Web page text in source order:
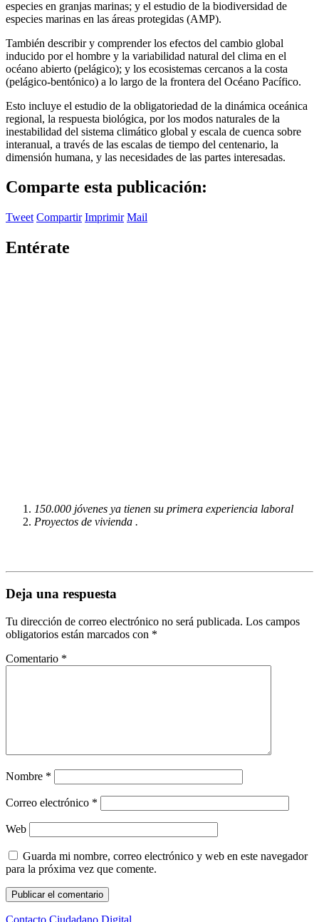
especies en granjas marinas; y el estudio de la biodiversidad de
especies marinas en las áreas protegidas (AMP).
También describir y comprender los efectos del cambio global
inducido por el hombre y la variabilidad natural del clima en el
océano abierto (pelágico); y los ecosistemas cercanos a la costa
(pelágico-bentónico) a lo largo de la frontera del Océano Pacífico.
Esto incluye el estudio de la obligatoriedad de la dinámica oceánica
regional, la respuesta biológica, por los modos naturales de la
inestabilidad del sistema climático global y escala de cuenca sobre
interanual, a través de las escalas de tiempo del centenario, la
dimensión humana, y las necesidades de las partes interesadas.
Comparte esta publicación:
Tweet Compartir Imprimir Mail
Entérate
150.000 jóvenes ya tienen su primera experiencia laboral
Proyectos de vivienda .
Deja una respuesta
Tu dirección de correo electrónico no será publicada. Los campos
obligatorios están marcados con *
Comentario *
Nombre *
Correo electrónico *
Web
Guarda mi nombre, correo electrónico y web en este navegador
para la próxima vez que comente.
Contacto Ciudadano Digital